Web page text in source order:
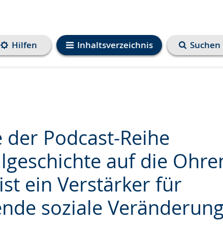
Inhaltsverzeichnis
Hilfen Suchen
der Podcast-Reihe
auf die
ein Verstärker für
soziale